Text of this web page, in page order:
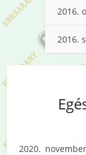
2016.
2016.
2020.